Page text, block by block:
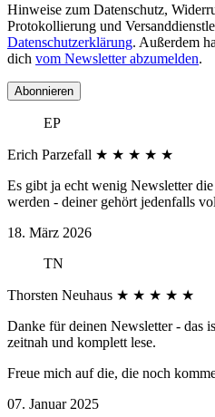
Hinweise zum Datenschutz,
Protokollierung und
Datenschutzerklärung. Außerdem
dich vom Newsletter abzumelden.
Abonnieren
EP
Erich Parzefall ★ ★ ★ ★ ★
Es gibt ja echt wenig Newsletter
werden - deiner gehört jedenfalls
18. März 2026
TN
Thorsten Neuhaus ★ ★ ★ ★ ★
Danke für deinen Newsletter - das
zeitnah und komplett lese.
Freue mich auf die, die noch
07. Januar 2025